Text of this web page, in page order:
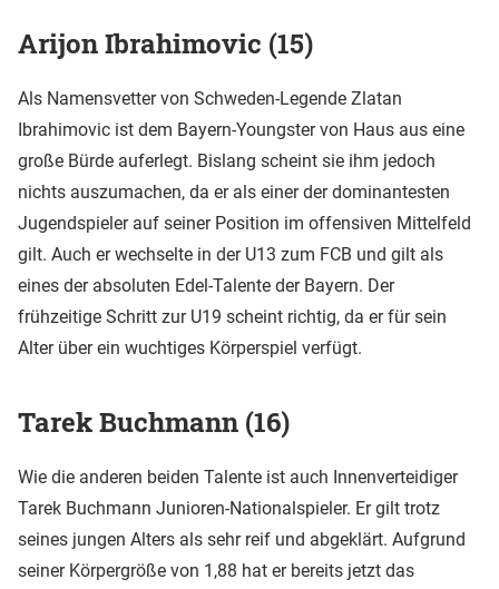
Arijon Ibrahimovic (15)
Als Namensvetter von Schweden-Legende Zlatan
Ibrahimovic ist dem Bayern-Youngster von Haus aus eine
große Bürde auferlegt. Bislang scheint sie ihm jedoch
nichts auszumachen, da er als einer der dominantesten
Jugendspieler auf seiner Position im offensiven Mittelfeld
gilt. Auch er wechselte in der U13 zum FCB und gilt als
eines der absoluten Edel-Talente der Bayern. Der
frühzeitige Schritt zur U19 scheint richtig, da er für sein
Alter über ein wuchtiges Körperspiel verfügt.
Tarek Buchmann (16)
Wie die anderen beiden Talente ist auch Innenverteidiger
Tarek Buchmann Junioren-Nationalspieler. Er gilt trotz
seines jungen Alters als sehr reif und abgeklärt. Aufgrund
seiner Körpergröße von 1,88 hat er bereits jetzt das